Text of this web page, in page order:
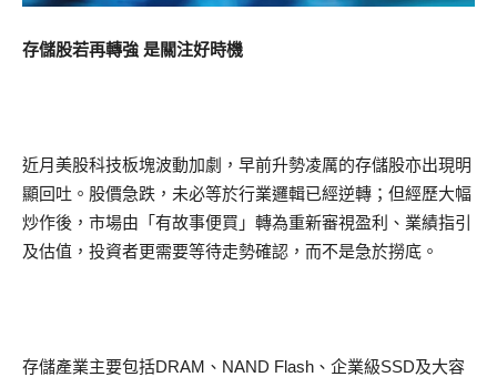
存儲股若再轉強 是關注好時機
近月美股科技板塊波動加劇，早前升勢凌厲的存儲股亦出現明
顯回吐。股價急跌，未必等於行業邏輯已經逆轉；但經歷大幅
炒作後，市場由「有故事便買」轉為重新審視盈利、業績指引
及估值，投資者更需要等待走勢確認，而不是急於撈底。
存儲產業主要包括DRAM、NAND Flash、企業級SSD及大容